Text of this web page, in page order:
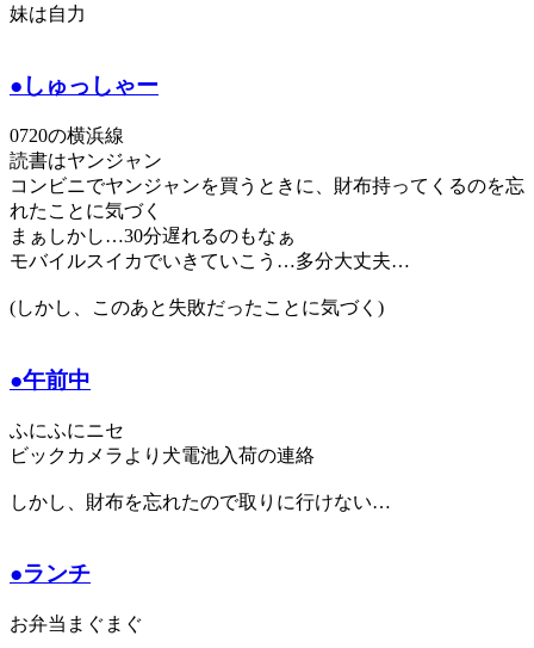
妹は自力
●しゅっしゃー
0720の横浜線
読書はヤンジャン
コンビニでヤンジャンを買うときに、財布持ってくるのを忘
れたことに気づく
まぁしかし…30分遅れるのもなぁ
モバイルスイカでいきていこう…多分大丈夫…
(しかし、このあと失敗だったことに気づく)
●午前中
ふにふにニセ
ビックカメラより犬電池入荷の連絡
しかし、財布を忘れたので取りに行けない…
●ランチ
お弁当まぐまぐ